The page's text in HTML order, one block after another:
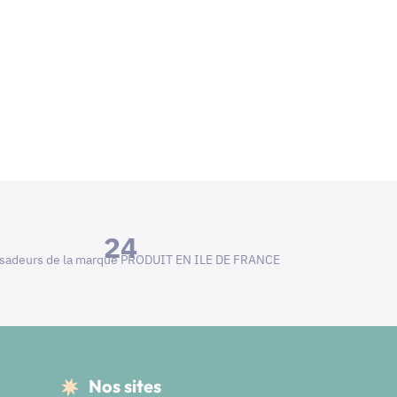
24
de la marque PRODUIT EN ILE DE FRANCE
Nos sites